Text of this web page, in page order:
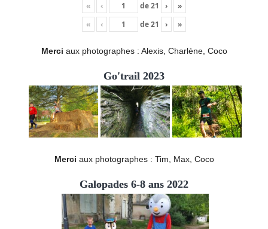
« ‹ de21 ›
»
«
‹ de21 › »
Merci aux photographes : Alexis, Charlène, Coco
Go'trail 2023
Merci aux photographes : Tim, Max, Coco
Galopades 6-8 ans 2022